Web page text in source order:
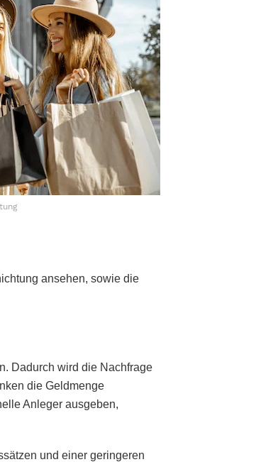
ansehen, sowie die
Dadurch wird die Nachfrage
die Geldmenge
Anleger ausgeben,
und einer geringeren